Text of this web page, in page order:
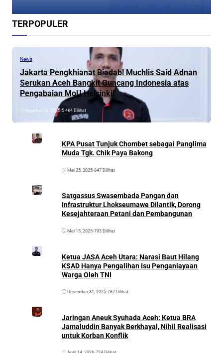
TERPOPULER
News
Jakarta Pengkhianat Biadab! Muchlis Said Adnan
Serukan Aceh Bangkit Guncang Indonesia atas
Pengabaian MoU Helsinki!
Agustus 12, 2025•5.464 Dilihat
KPA Pusat Tunjuk Chombet sebagai Panglima
Muda Tgk. Chik Paya Bakong
Mei 25, 2025•847 Dilihat
Satgassus Swasembada Pangan dan
Infrastruktur Lhokseumawe Dilantik, Dorong
Kesejahteraan Petani dan Pembangunan
Mei 15, 2025•793 Dilihat
Ketua JASA Aceh Utara: Narasi Baut Hilang
KSAD Hanya Pengalihan Isu Penganiayaan
Warga Oleh TNI
Desember 31, 2025•787 Dilihat
Jaringan Aneuk Syuhada Aceh: Ketua BRA
Jamaluddin Banyak Berkhayal, Nihil Realisasi
untuk Korban Konflik